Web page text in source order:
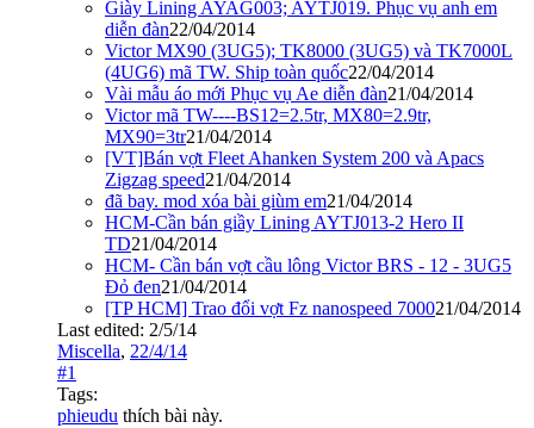
Giày Lining AYAG003; AYTJ019. Phục vụ anh em
diễn đàn22/04/2014
Victor MX90 (3UG5); TK8000 (3UG5) và TK7000L
(4UG6) mã TW. Ship toàn quốc22/04/2014
Vài mẫu áo mới Phục vụ Ae diễn đàn21/04/2014
Victor mã TW----BS12=2.5tr, MX80=2.9tr,
MX90=3tr21/04/2014
[VT]Bán vợt Fleet Ahanken System 200 và Apacs
Zigzag speed21/04/2014
đã bay. mod xóa bài giùm em21/04/2014
HCM-Cần bán giầy Lining AYTJ013-2 Hero II
TD21/04/2014
HCM- Cần bán vợt cầu lông Victor BRS - 12 - 3UG5
Đỏ đen21/04/2014
[TP HCM] Trao đổi vợt Fz nanospeed 700021/04/2014
Last edited: 2/5/14
Miscella, 22/4/14
#1
Tags:
phieudu thích bài này.